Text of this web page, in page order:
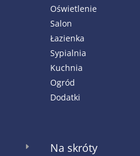
Oświetlenie
Salon
Łazienka
Sypialnia
Kuchnia
Ogród
Dodatki
E Na skróty